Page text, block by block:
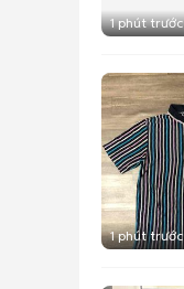
1 phút trước
1 phút trước